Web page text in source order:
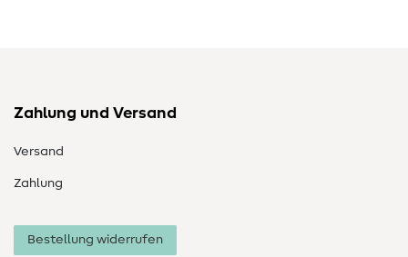
Zahlung und Versand
Versand
Zahlung
Bestellung widerrufen